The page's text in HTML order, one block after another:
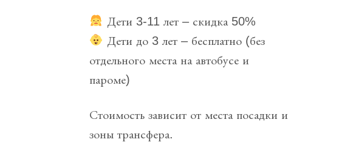
Дети 3-11 лет – скидка 50%
Дети до 3 лет – бесплатно (без
отдельного места на автобусе и
пароме)
Стоимость зависит от места посадки и
зоны трансфера.